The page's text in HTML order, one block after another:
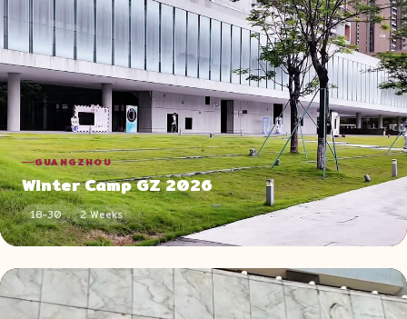
GUANGZHOU
Winter Camp GZ 2026
18-30 2 Weeks